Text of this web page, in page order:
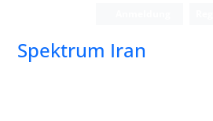
Spektrum Iran